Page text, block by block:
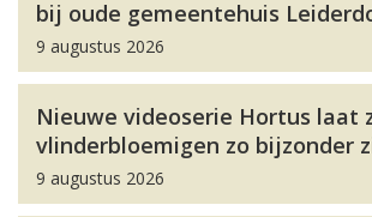
bij oude gemeentehuis
9 augustus 2026
Nieuwe videoserie Hortus laat
vlinderbloemigen zo bijzonder
9 augustus 2026